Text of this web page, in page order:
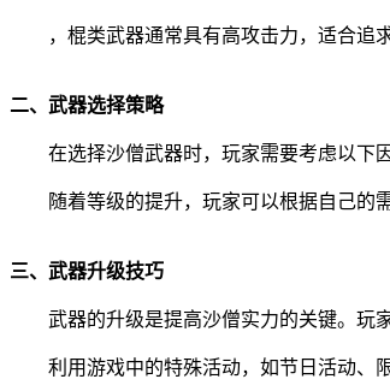
，棍类武器通常具有高攻击力，适合追
二、武器选择策略
在选择沙僧武器时，玩家需要考虑以下
随着等级的提升，玩家可以根据自己的
三、武器升级技巧
武器的升级是提高沙僧实力的关键。玩
利用游戏中的特殊活动，如节日活动、